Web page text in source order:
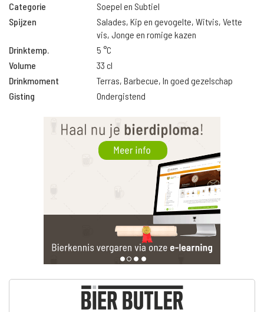
Categorie
Soepel en Subtiel
Spijzen
Salades, Kip en gevogelte, Witvis, Vette
vis, Jonge en romige kazen
Drinktemp.
5 °C
Volume
33 cl
Drinkmoment
Terras, Barbecue, In goed gezelschap
Gisting
Ondergistend